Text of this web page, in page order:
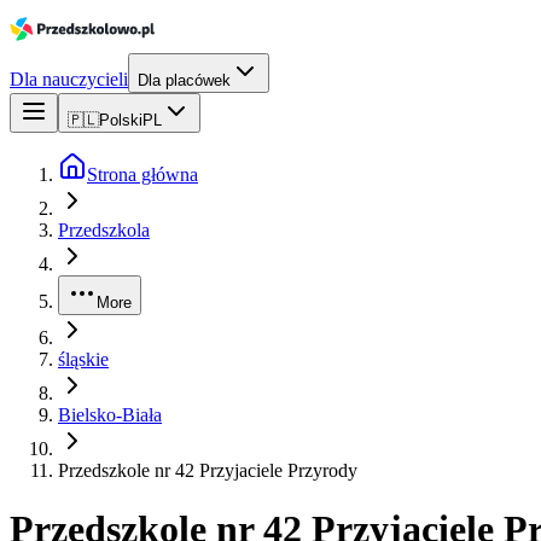
Dla nauczycieli Dla placówek
🇵🇱Polski PL
Strona główna
Przedszkola
More
śląskie
Bielsko-Biała
Przedszkole nr 42 Przyjaciele Przyrody
Przedszkole nr 42 Przyjaciele